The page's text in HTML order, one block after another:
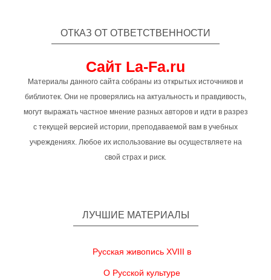
ОТКАЗ ОТ ОТВЕТСТВЕННОСТИ
Сайт La-Fa.ru
Материалы данного сайта собраны из открытых источников и
библиотек. Они не проверялись на актуальность и правдивость,
могут выражать частное мнение разных авторов и идти в разрез
с текущей версией истории, преподаваемой вам в учебных
учреждениях. Любое их использование вы осуществляете на
свой страх и риск.
ЛУЧШИЕ МАТЕРИАЛЫ
Русская живопись XVIII в
О Русской культуре